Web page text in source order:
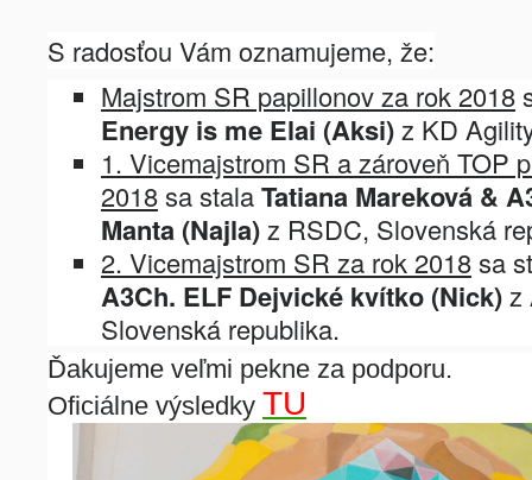
S radosťou Vám oznamujeme, že:
Majstrom SR papillonov za rok 2018
Energy is me Elai (Aksi)z KD
1. Vicemajstrom SR a zároveň TOP
2018sa stalaTatiana Mareková &
Manta (Najla)z RSDC, Slovenská
2. Vicemajstrom SR za rok 2018sa
A3Ch. ELF Dejvické kvítko (Nick)z
Slovenská republika.
Ďakujeme veľmi pekne za podporu.
Oficiálne výsledky TU